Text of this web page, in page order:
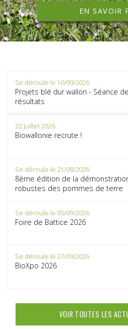
EN SAVOIR
Se déroule le 10/09/2026
Projets blé dur wallon - Séance
résultats
22 juillet 2026
Biowallonie recrute !
Se déroule le 21/08/2026
8ème édition de la
robustes des pommes de terre
Se déroule le 05/09/2026
Foire de Battice 2026
Se déroule le 27/09/2026
BioXpo 2026
VOIR TOUTES LES